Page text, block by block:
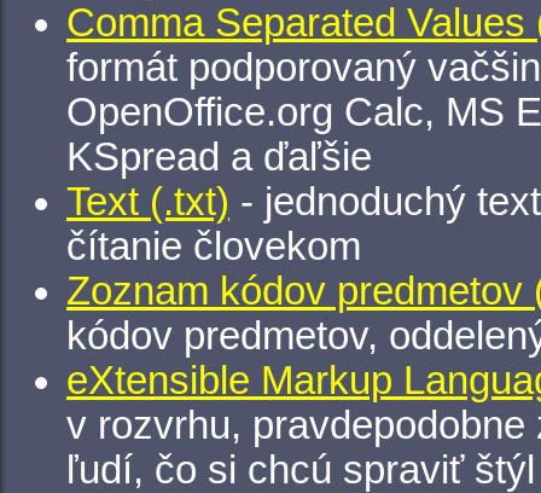
Comma Separated Values
formát podporovaný
OpenOffice.org Calc, MS
KSpread a ďaľšie
Text (.txt) - jednoduchý
čítanie človekom
Zoznam kódov predmetov
kódov predmetov,
eXtensible Markup
v rozvrhu,
ľudí, čo si chcú spraviť